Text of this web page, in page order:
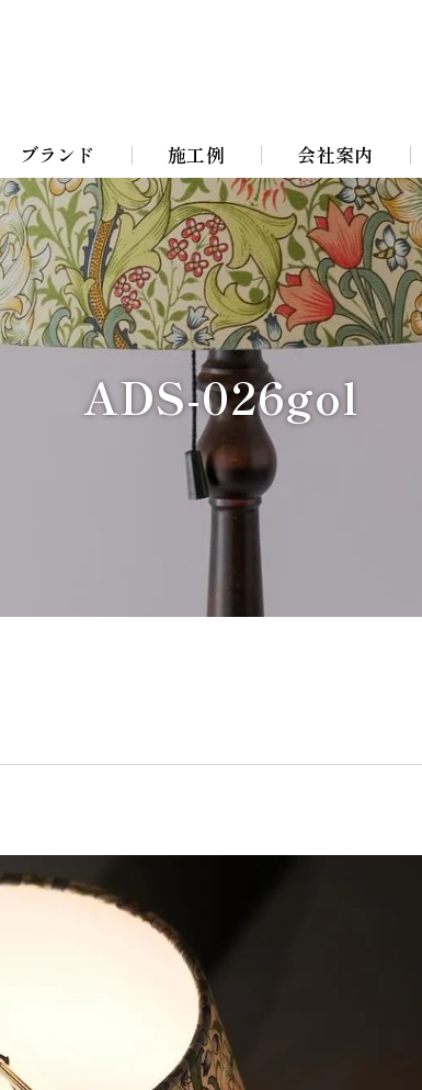
ブランド
Bohemian Chandeliers
Murano Blown Glass
William Morris lamps
施工例 会社案内
ADS-026gol